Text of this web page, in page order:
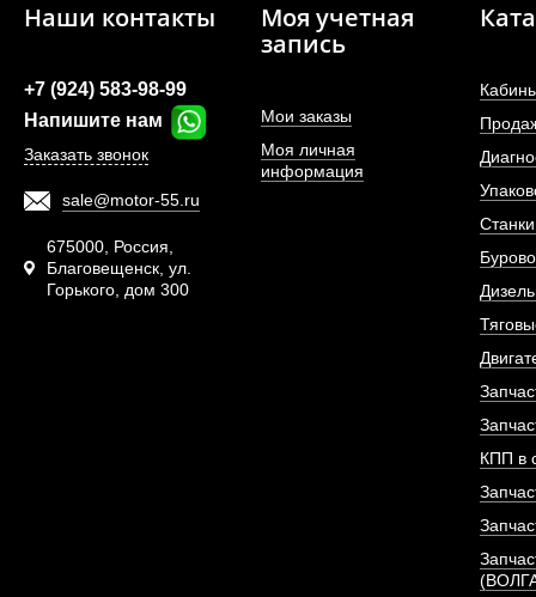
Гипоидная пара
АРТИКУЛ:
Наши контакты
+7 (924) 583-98-99
Напишите нам
Заказать звонок
sale@motor-55.ru
675000, Россия,
Благовещенск, ул.
Горького, дом 300
Моя учетная
запись
Мои заказы
Моя личная
информация
КПП в